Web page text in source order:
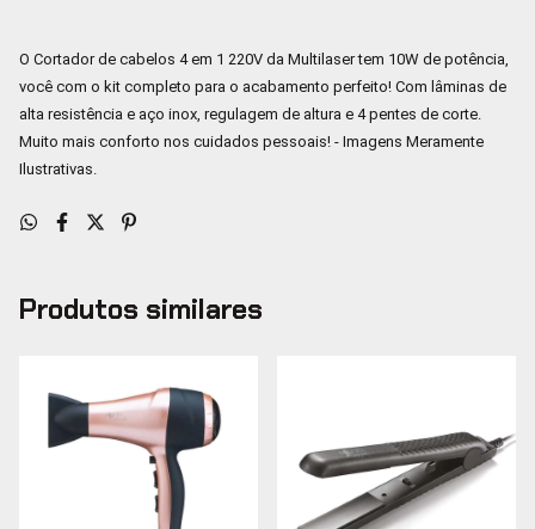
O Cortador de cabelos 4 em 1 220V da Multilaser tem 10W de potência,
você com o kit completo para o acabamento perfeito! Com lâminas de
alta resistência e aço inox, regulagem de altura e 4 pentes de corte.
Muito mais conforto nos cuidados pessoais! - Imagens Meramente
Ilustrativas.
Produtos similares